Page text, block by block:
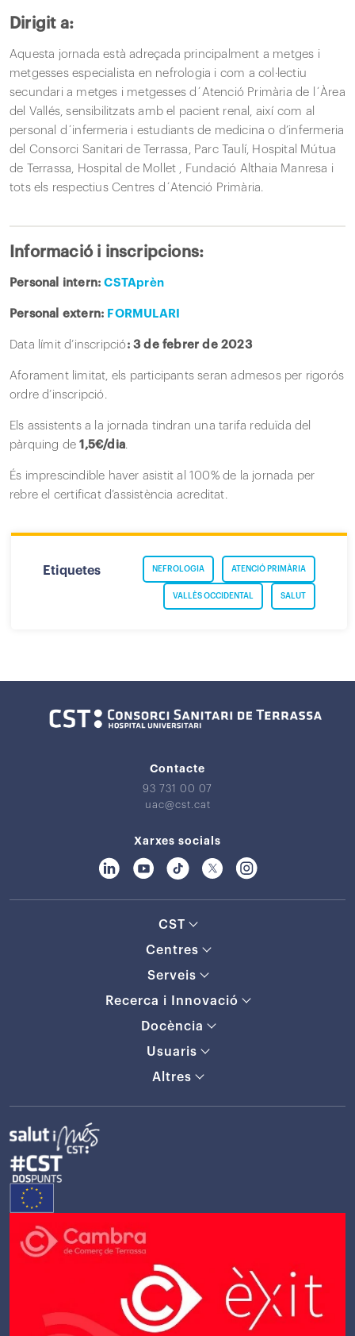
Dirigit a:
Aquesta jornada està adreçada principalment a metges i
metgesses especialista en nefrologia i com a col·lectiu
secundari a metges i metgesses d´Atenció Primària de l´Àrea
del Vallés, sensibilitzats amb el pacient renal, així com al
personal d´infermeria i estudiants de medicina o d’infermeria
del Consorci Sanitari de Terrassa, Parc Taulí, Hospital Mútua
de Terrassa, Hospital de Mollet , Fundació Althaia Manresa i
tots els respectius Centres d´Atenció Primària.
Informació i inscripcions:
Personal intern:CSTAprèn
Personal extern: FORMULARI
Data límit d’inscripció : 3 de febrer de 2023
Aforament limitat, els participants seran admesos per rigorós
ordre d’inscripció.
Els assistents a la jornada tindran una tarifa reduïda del
pàrquing de1,5€/dia.
És imprescindible haver asistit al 100% de la jornada per
rebre el certificat d’assistència acreditat.
Etiquetes ATENCIÓ PRIMÀRIA
NEFROLOGIA
SALUT
VALLÈS OCCIDENTAL
Contacte
93 731 00 07
uac@cst.cat
Xarxes socials
CST
Centres
Serveis
Recerca i Innovació
Docència
Usuaris
Altres